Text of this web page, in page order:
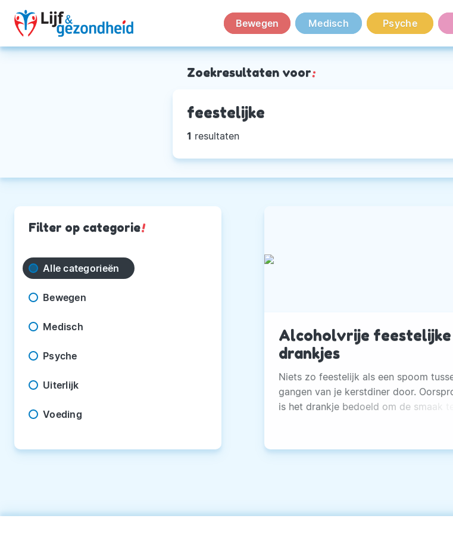
Bewegen Medisch Psyche
Zoekresultaten voor:
feestelijke
1 resultaten
Filter op categorie!
Alle categorieën
Bewegen
Medisch
Psyche
Uiterlijk
Voeding
Alcoholvrije feestelijke
drankjes
Niets zo feestelijk als een spoom
gangen van je kerstdiner door.
is het drankje bedoeld om de smaak te